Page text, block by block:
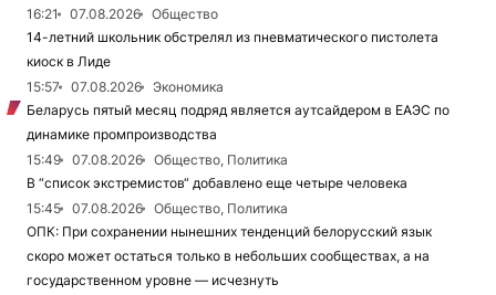
16:21
07.08.2026
Общество
14-летний школьник обстрелял из пневматического пистолета
киоск в Лиде
15:57
07.08.2026
Экономика
Беларусь пятый месяц подряд является аутсайдером в ЕАЭС по
динамике промпроизводства
15:49
07.08.2026
Общество, Политика
В “список экстремистов“ добавлено еще четыре человека
15:45
07.08.2026
Общество, Политика
ОПК: При сохранении нынешних тенденций белорусский язык
скоро может остаться только в небольших сообществах, а на
государственном уровне — исчезнуть